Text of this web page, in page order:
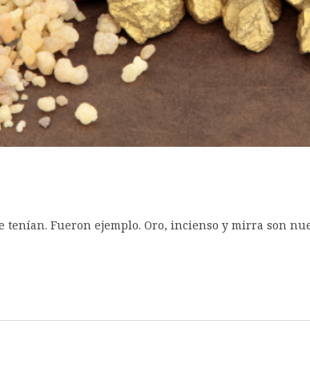
tenían. Fueron ejemplo. Oro, incienso y mirra son